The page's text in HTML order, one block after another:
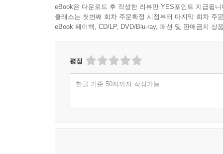
eBook은 다운로드 후 작성한 리뷰만 YES포인트 지급됩니
클래스는 첫번째 회차 주문확정 시점부터 마지막 회차 주
eBook 페이백, CD/LP, DVD/Blu-ray, 패션 및 판매금지 상
평점
한글 기준 50자까지 작성가능